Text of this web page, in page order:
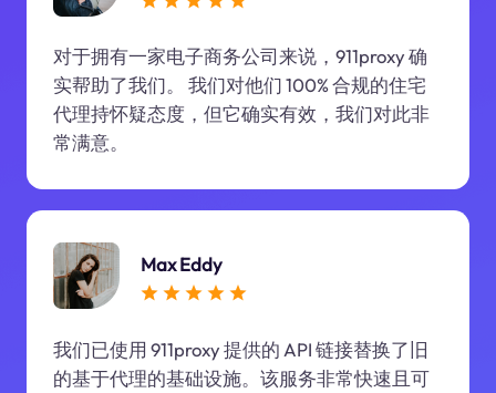
对于拥有一家电子商务公司来说，911proxy 确
实帮助了我们。 我们对他们 100% 合规的住宅
代理持怀疑态度，但它确实有效，我们对此非
常满意。
Max Eddy
我们已使用 911proxy 提供的 API 链接替换了旧
的基于代理的基础设施。该服务非常快速且可